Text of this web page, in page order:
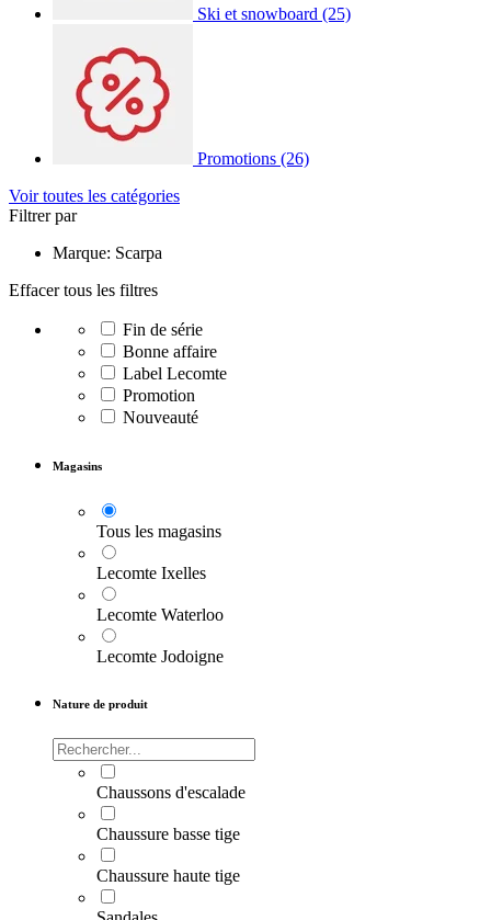
Ski et snowboard (25)
Promotions (26)
Voir toutes les catégories
Filtrer par
Marque: Scarpa
Effacer tous les filtres
Fin de série
Bonne affaire
Label Lecomte
Promotion
Nouveauté
Magasins
Tous les magasins
Lecomte Ixelles
Lecomte Waterloo
Lecomte Jodoigne
Nature de produit
Chaussons d'escalade
Chaussure basse tige
Chaussure haute tige